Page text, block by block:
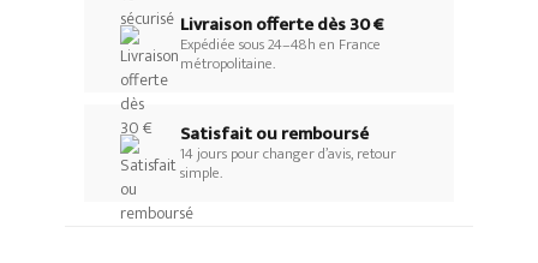
Livraison offerte dès 30 €
Expédiée sous 24–48h en France
métropolitaine.
Satisfait ou remboursé
14 jours pour changer d’avis, retour
simple.